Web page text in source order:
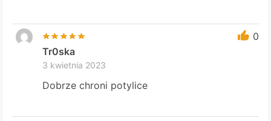
0
Tr0ska
3 kwietnia 2023
Dobrze chroni potylice